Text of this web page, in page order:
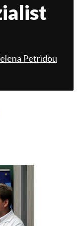
Petridou